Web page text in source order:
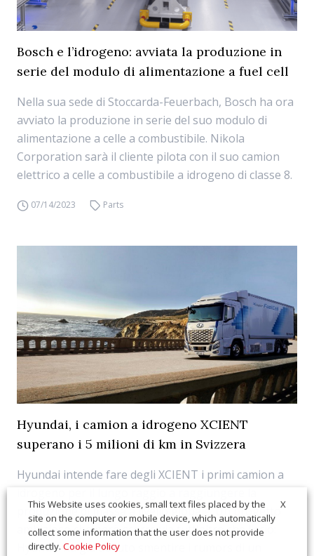
Bosch e l’idrogeno: avviata la produzione in
serie del modulo di alimentazione a fuel cell
Nella sua sede di Stoccarda-Feuerbach, Bosch ha ora
avviato la produzione in serie del suo modulo di
alimentazione a celle a combustibile. Nikola
Corporation sarà il cliente pilota con il suo camion
elettrico a celle a combustibile a idrogeno di classe 8.
07/14/2023 Parts
Hyundai, i camion a idrogeno XCIENT
superano i 5 milioni di km in Svizzera
Hyundai intende fare degli XCIENT i primi camion a
produzione di massa a livello globale. Un progetto
ambizioso che però scorre via tutt'altro che liscio:
Hyundai ha già dovuto smentire i rumors di un
X
This Website uses cookies, small text files placed by the
site on the computer or mobile device, which automatically
collect some information that the user does not provide
directly. Cookie Policy